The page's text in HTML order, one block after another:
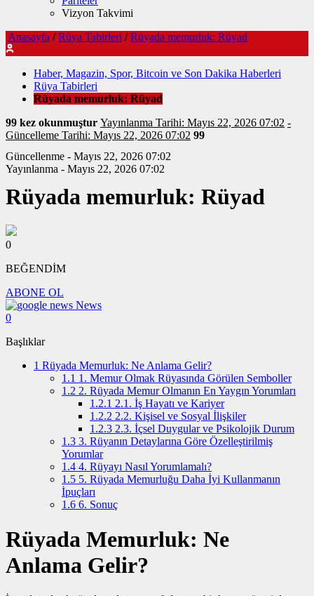
Vizyon Takvimi
Anasayfa / Rüya Tabirleri / Rüyada memurluk: Rüyad
Haber, Magazin, Spor, Bitcoin ve Son Dakika Haberleri
Rüya Tabirleri
Rüyada memurluk: Rüyad
99 kez okunmuştur Yayınlanma Tarihi: Mayıs 22, 2026 07:02 -
Güncelleme Tarihi: Mayıs 22, 2026 07:02 99
Güncellenme - Mayıs 22, 2026 07:02
Yayınlanma - Mayıs 22, 2026 07:02
Rüyada memurluk: Rüyad
0
BEĞENDİM
ABONE OL
News
0
Başlıklar
1 Rüyada Memurluk: Ne Anlama Gelir?
1.1 1. Memur Olmak Rüyasında Görülen Semboller
1.2 2. Rüyada Memur Olmanın En Yaygın Yorumları
1.2.1 2.1. İş Hayatı ve Kariyer
1.2.2 2.2. Kişisel ve Sosyal İlişkiler
1.2.3 2.3. İçsel Duygular ve Psikolojik Durum
1.3 3. Rüyanın Detaylarına Göre Özelleştirilmiş
Yorumlar
1.4 4. Rüyayı Nasıl Yorumlamalı?
1.5 5. Rüyada Memurluğu Daha İyi Kullanmanın
İpuçları
1.6 6. Sonuç
Rüyada Memurluk: Ne
Anlama Gelir?